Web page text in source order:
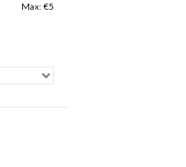
Max: €5